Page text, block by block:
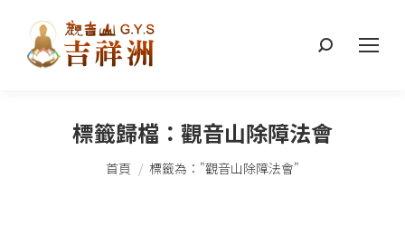
搜
標籤歸檔： 觀音山除障法會
您在這裡：
首頁 標籤為："觀音山除障法會"